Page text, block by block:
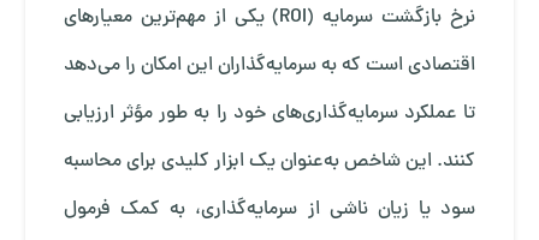
نرخ بازگشت سرمایه (ROI) یکی از مهم‌ترین معیارهای
اقتصادی است که به سرمایه‌گذاران این امکان را می‌دهد
تا عملکرد سرمایه‌گذاری‌های خود را به طور مؤثر ارزیابی
کنند. این شاخص به‌عنوان یک ابزار کلیدی برای محاسبه
سود یا زیان ناشی از سرمایه‌گذاری، به کمک فرمول